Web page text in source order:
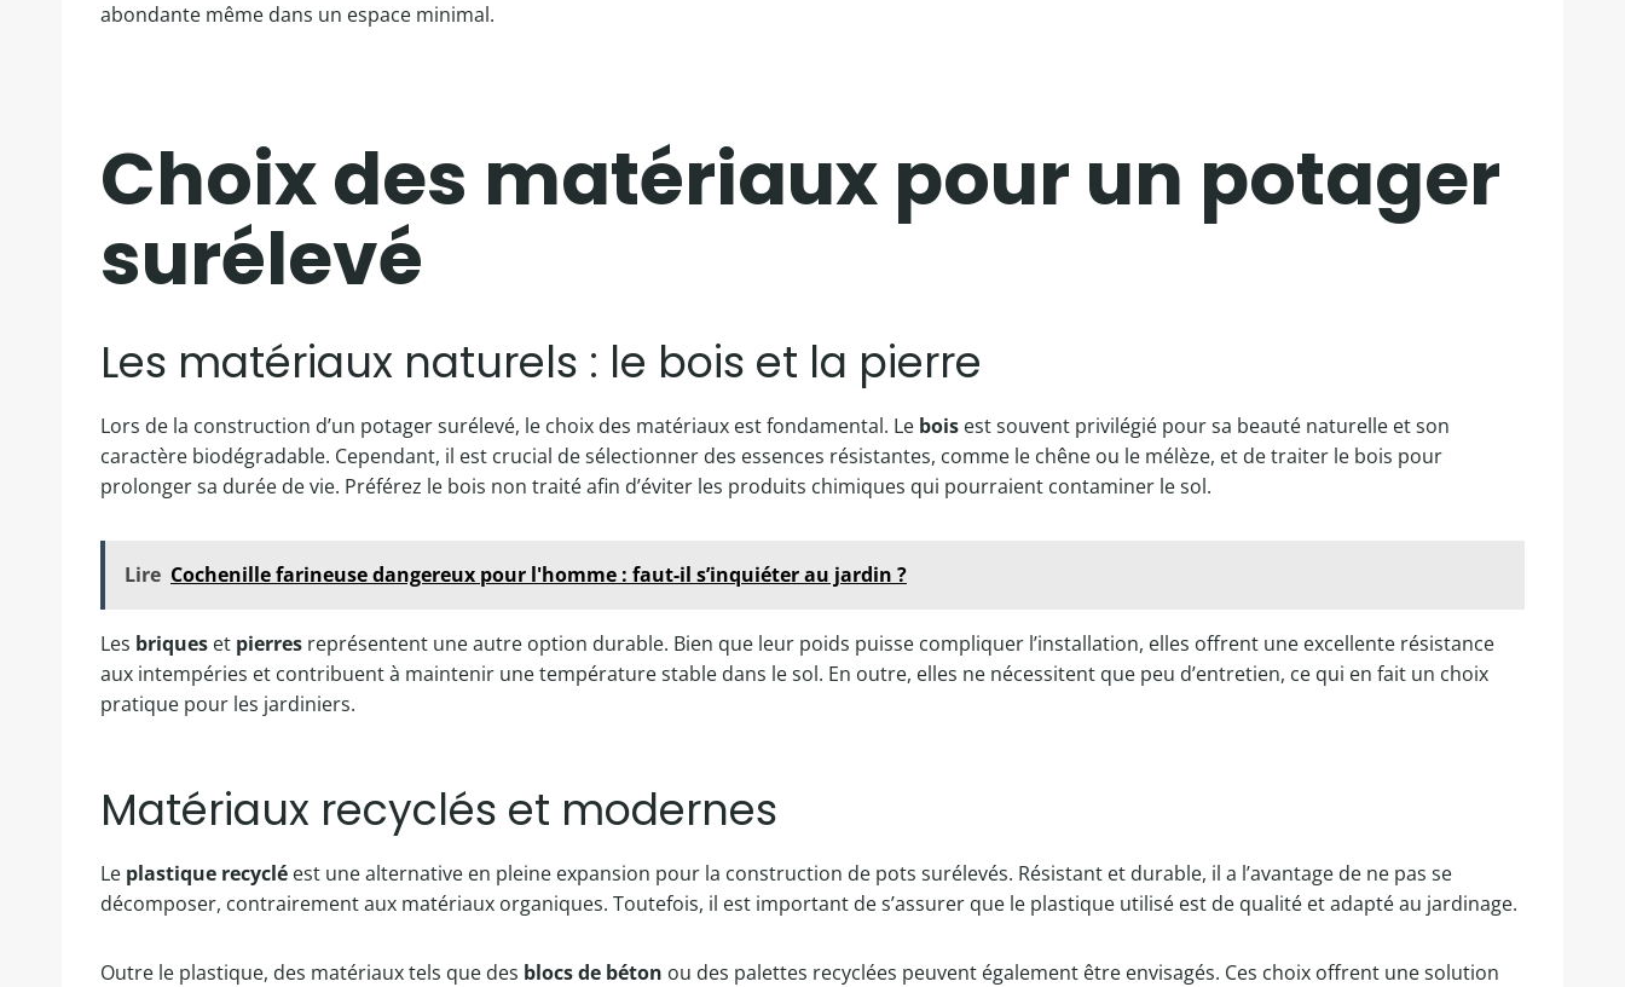
abondante même dans un espace minimal.
Choix des matériaux pour un potager
surélevé
Les matériaux naturels : le bois et la pierre
Lors de la construction d’un potager surélevé, le choix des matériaux est fondamental. Le bois est souvent privilégié pour sa beauté naturelle et son
caractère biodégradable. Cependant, il est crucial de sélectionner des essences résistantes, comme le chêne ou le mélèze, et de traiter le bois pour
prolonger sa durée de vie. Préférez le bois non traité afin d’éviter les produits chimiques qui pourraient contaminer le sol.
Lire Cochenille farineuse dangereux pour l'homme : faut-il s’inquiéter au jardin ?
Les briques et pierres représentent une autre option durable. Bien que leur poids puisse compliquer l’installation, elles offrent une excellente résistance
aux intempéries et contribuent à maintenir une température stable dans le sol. En outre, elles ne nécessitent que peu d’entretien, ce qui en fait un choix
pratique pour les jardiniers.
Matériaux recyclés et modernes
Le plastique recyclé est une alternative en pleine expansion pour la construction de pots surélevés. Résistant et durable, il a l’avantage de ne pas se
décomposer, contrairement aux matériaux organiques. Toutefois, il est important de s’assurer que le plastique utilisé est de qualité et adapté au jardinage.
Outre le plastique, des matériaux tels que des blocs de béton ou des palettes recyclées peuvent également être envisagés. Ces choix offrent une solution